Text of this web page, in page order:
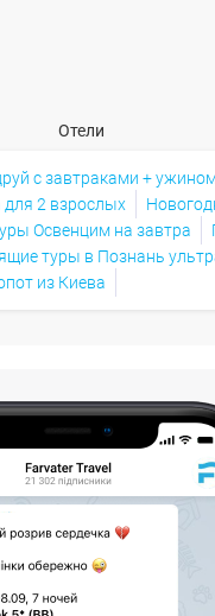
Отели
с завтраками +
2 взрослых
Освенцим на завтра
туры в Познань
из Киева